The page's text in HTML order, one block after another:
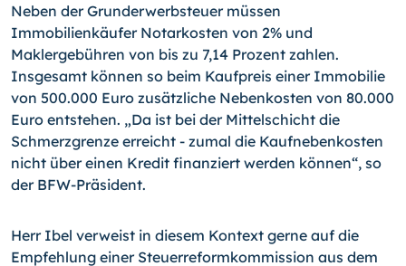
Neben der Grunderwerbsteuer müssen
Immobilienkäufer Notarkosten von 2% und
Maklergebühren von bis zu 7,14 Prozent zahlen.
Insgesamt können so beim Kaufpreis einer Immobilie
von 500.000 Euro zusätzliche Nebenkosten von 80.000
Euro entstehen. „Da ist bei der Mittelschicht die
Schmerzgrenze erreicht - zumal die Kaufnebenkosten
nicht über einen Kredit finanziert werden können“, so
der BFW-Präsident.
Herr Ibel verweist in diesem Kontext gerne auf die
Empfehlung einer Steuerreformkommission aus dem